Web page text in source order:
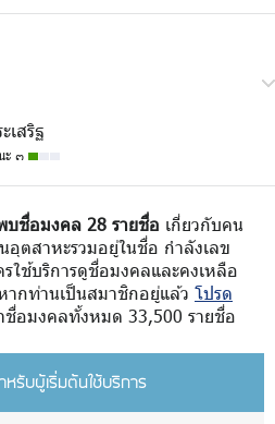
เสริฐ
ะ ๓
ชื่อมงคล 28 รายชื่อ เกี่ยวกับคน
ตสาหะรวมอยู่ในชื่อ กำลังเลข
ช้บริการดูชื่อมงคลและคงเหลือ
ากท่านเป็นสมาชิกอยู่แล้ว โปรด
ชื่อมงคลทั้งหมด 33,500 รายชื่อ
หรับผู้เริ่มต้นใช้บริการ